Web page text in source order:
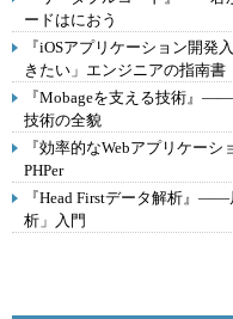
ードはにおう
『iOSアプリケーション開
きたい」エンジニアの指南書
『Mobageを支える技術』
技術の全貌
『効率的なWebアプリケー
PHPer
『Head Firstデータ解析』
析」入門